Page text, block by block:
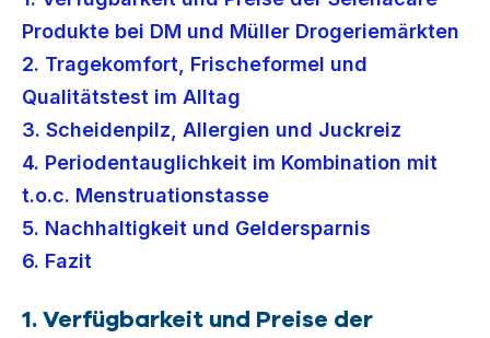
Produkte bei DM und Müller Drogeriemärkten
2. Tragekomfort, Frischeformel und
Qualitätstest im Alltag
3. Scheidenpilz, Allergien und Juckreiz
4. Periodentauglichkeit im Kombination mit
t.o.c. Menstruationstasse
5. Nachhaltigkeit und Geldersparnis
6. Fazit
1. Verfügbarkeit und Preise der